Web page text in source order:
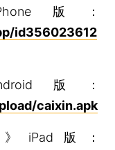
版：
id356023612
版：
caixin.apk
版：